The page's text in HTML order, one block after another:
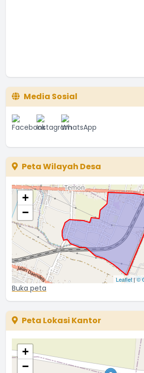
Media Sosial
Peta Wilayah Desa
+
−
Leaflet|©
Buka peta
Peta Lokasi Kantor
+
−